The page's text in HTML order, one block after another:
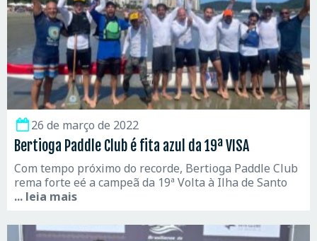
26 de março de 2022
Bertioga Paddle Club é fita azul da 19ª VISA
Com tempo próximo do recorde, Bertioga Paddle Club
rema forte eé a campeã da 19ª Volta à Ilha de Santo
... leia mais